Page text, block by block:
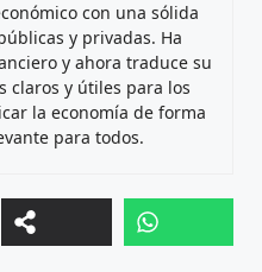
con una sólida
y privadas. Ha
y ahora traduce su
claros y útiles para los
la economía de forma
para todos.